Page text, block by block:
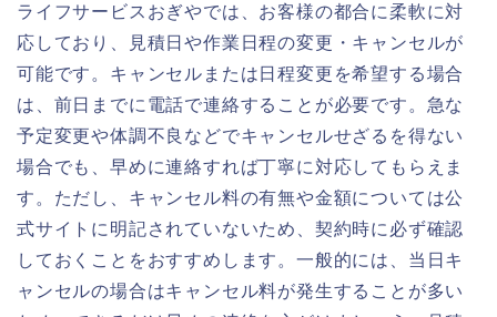
ライフサービスおぎやでは、お客様の都合に柔軟に対
応しており、見積日や作業日程の変更・キャンセルが
可能です。キャンセルまたは日程変更を希望する場合
は、前日までに電話で連絡することが必要です。急な
予定変更や体調不良などでキャンセルせざるを得ない
場合でも、早めに連絡すれば丁寧に対応してもらえま
す。ただし、キャンセル料の有無や金額については公
式サイトに明記されていないため、契約時に必ず確認
しておくことをおすすめします。一般的には、当日キ
ャンセルの場合はキャンセル料が発生することが多い